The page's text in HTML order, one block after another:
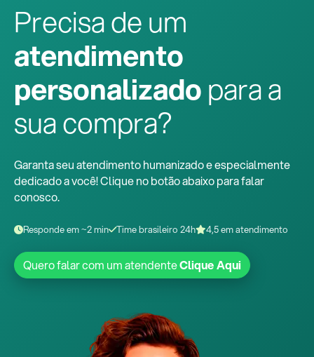
Precisa de um
atendimento
personalizadopara a
sua compra?
Garanta seu atendimento humanizado e especialmente
dedicado a você! Clique no botão abaixo para falar
conosco.
Responde em ~2 min Time brasileiro 24h 4,5 em atendimento
Quero falar com um atendenteClique Aqui